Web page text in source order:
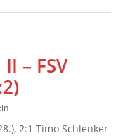
– FSV
2:1 Timo Schlenker